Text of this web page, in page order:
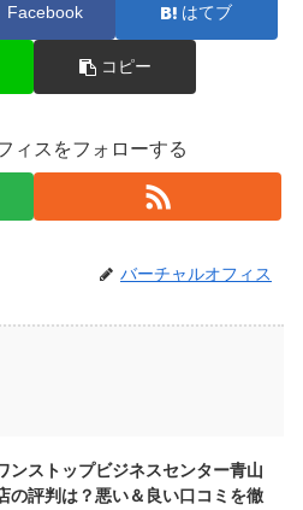
Facebook はてブ
コピー
ィスをフォローする
バーチャルオフィス
ンストップビジネスセンター青山
の評判は？悪い＆良い口コミを徹